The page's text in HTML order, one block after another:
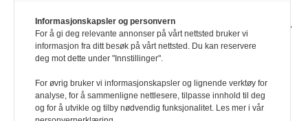
Kommunistpartiet i Vietnam har total kontroll over alle offisielle medier,
aviser, TV- og radiokanaler. For å lese denne må du ha abonnement
Logg inn her Ny abonnent? Velg Årsabonnement, Månedsabonnement
og bedrifter.
Redaksjonen
Informasjonskapsler og personvern
For å gi deg relevante annonser på vårt nettsted bruker vi
informasjon fra ditt besøk på vårt nettsted. Du kan reservere
deg mot dette under "Innstillinger".
For øvrig bruker vi informasjonskapsler og lignende verktøy for
analyse, for å sammenligne nettlesere, tilpasse innhold til deg
og for å utvikle og tilby nødvendig funksjonalitet. Les mer i vår